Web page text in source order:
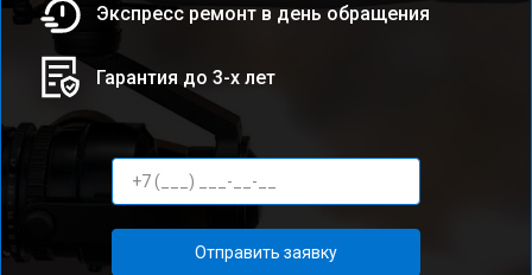
Экспресс ремонт в день обращения
Гарантия до 3-х лет
Отправить заявку